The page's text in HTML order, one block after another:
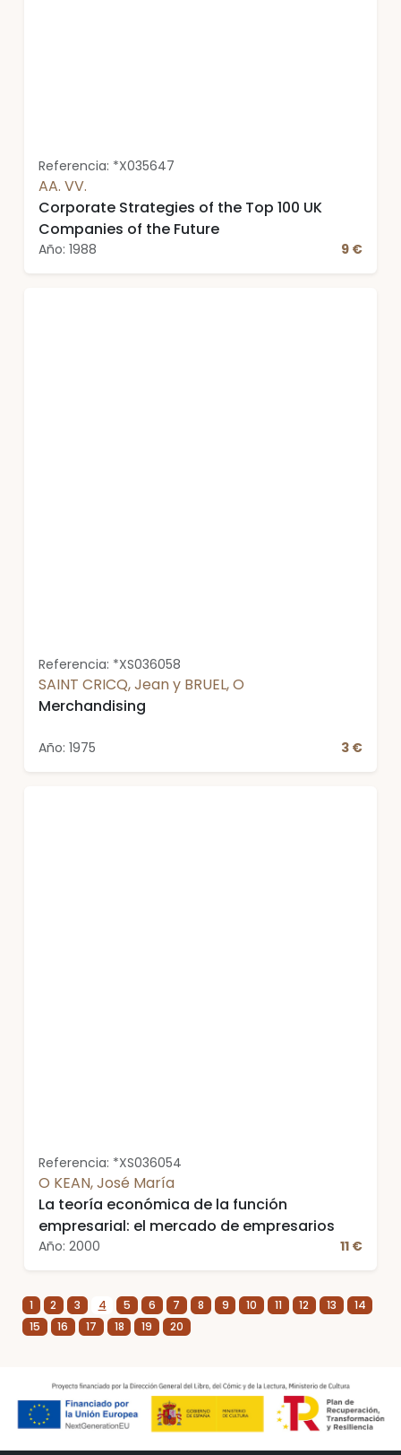
Referencia: *X035647
AA. VV.
Corporate Strategies of the Top 100 UK
Companies of the Future
Año: 1988 9 €
Referencia: *XS036058
SAINT CRICQ, Jean y BRUEL, O
Merchandising
Año: 1975 3 €
Referencia: *XS036054
O KEAN, José María
La teoría económica de la función
empresarial: el mercado de empresarios
Año: 2000 11 €
1 2 3 4 5 6 7 8 9 10 11 12 13
14
15
16 17 18 19 20